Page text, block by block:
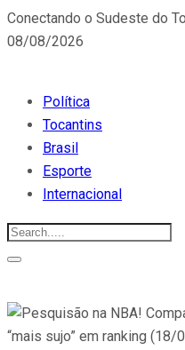
Conectando o Sudeste do
08/08/2026
Política
Tocantins
Brasil
Esporte
Internacional